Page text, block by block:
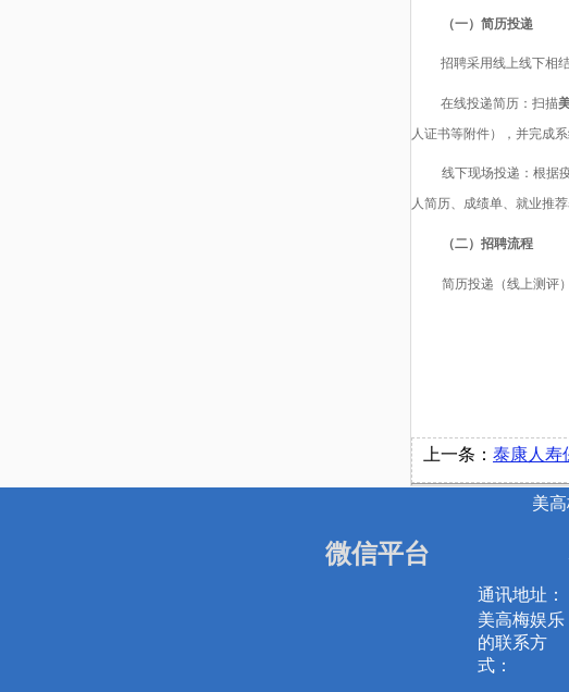
（一）简历投递
招聘采用线上线下相结
在线投递简历：扫描
人证书等附件） ， 并完成
线下现场投递 ：根据
人简历、成绩单、就业推
（二）招聘流程
简历投递 （线上测评）
上一条： 泰康人寿保险
美
微信平台
通讯地址：
美高梅娱乐
的联系方
式：